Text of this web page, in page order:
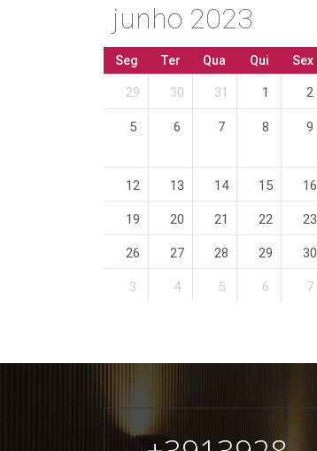
junho 2023
Seg Ter Qua Qui Sex
29 30 31 1 2
5 6 7 8 9
12 13 14 15 16
19 20 21 22 23
26 27 28 29 30
3 4 5 6 7